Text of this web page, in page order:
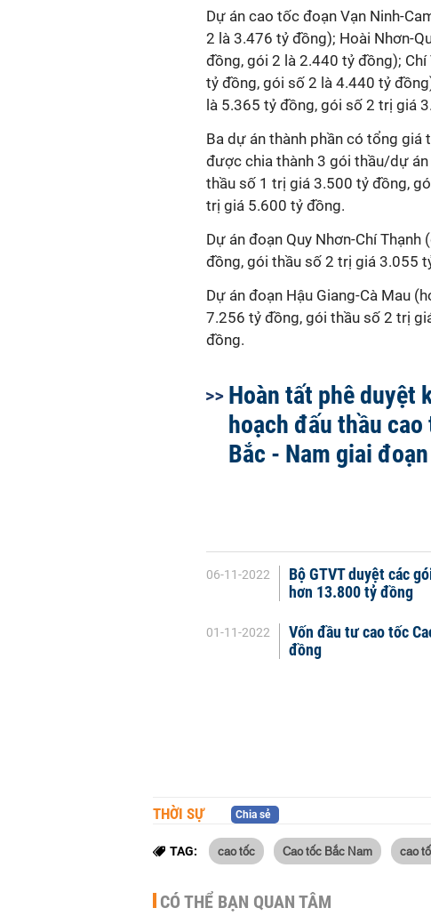
Dự án cao tốc đoạn Vạn Ninh-
2 là 3.476 tỷ đồng); Hoài Nhơn-
đồng, gói 2 là 2.440 tỷ đồng);
tỷ đồng, gói số 2 là 4.440 tỷ
là 5.365 tỷ đồng, gói số 2 trị giá
Ba dự án thành phần có tổng
được chia thành 3 gói thầu/dự
thầu số 1 trị giá 3.500 tỷ đồng,
trị giá 5.600 tỷ đồng.
Dự án đoạn Quy Nhơn-Chí
đồng, gói thầu số 2 trị giá 3.055
Dự án đoạn Hậu Giang-Cà Mau
7.256 tỷ đồng, gói thầu số 2 trị
đồng.
Hoàn tất phê duyệt
hoạch đấu thầu cao
Bắc - Nam giai
06-11-2022
Bộ GTVT duyệt các
hơn 13.800 tỷ đồng
01-11-2022
Vốn đầu tư cao tốc
đồng
THỜI SỰ Chia sẻ
TAG: cao tốc Cao tốc Bắc Nam cao
CÓ THỂ BẠN QUAN TÂM